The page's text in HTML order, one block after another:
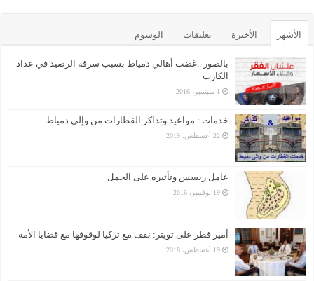
الأشهر الأخيرة تعليقات الوسوم
بالصور ..غضب أهالي دمياط بسبب سرقة الرصيد في عداد
الكارت
1 سبتمبر، 2016
خدمات : مواعيد وتذاكر القطارات من وإلى دمياط
22 أغسطس، 2019
عامل ريسس وتأثيره على الحمل
19 نوفمبر، 2016
أمير قطر على تويتر: نقف مع تركيا لوقوفها مع قضايا الأمة
19 أغسطس، 2018